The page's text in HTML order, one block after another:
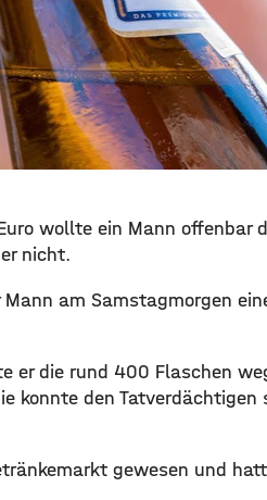
wollte ein Mann offenbar
nicht.
am Samstagmorgen
er die rund 400 Flaschen
konnte den Tatverdächtigen
gewesen und